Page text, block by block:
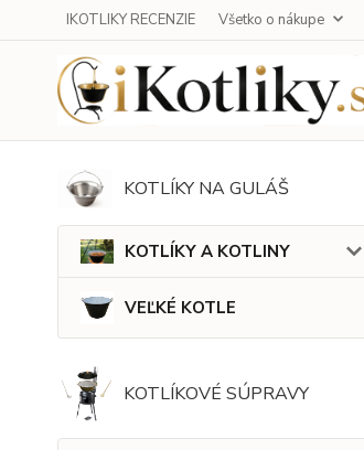
IKOTLIKY RECENZIE Všetko o nákupe
KOTLÍKY NA GULÁŠ
KOTLÍKY A KOTLINY
VEĽKÉ KOTLE
KOTLÍKOVÉ SÚPRAVY